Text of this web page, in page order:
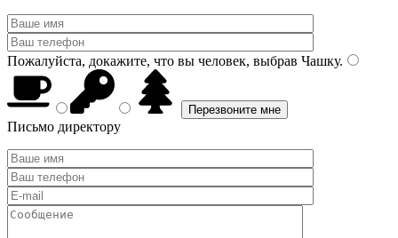
Пожалуйста, докажите, что вы человек, выбрав Чашку.
Письмо директору